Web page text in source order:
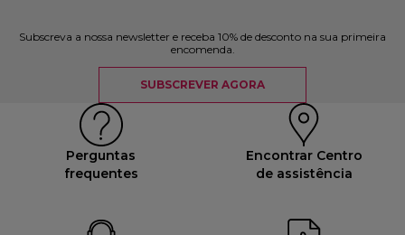
Subscreva a nossa newsletter e receba 10% de desconto na sua primeira
encomenda.
SUBSCREVER AGORA
Perguntas
frequentes
Encontrar Centro
de assistência